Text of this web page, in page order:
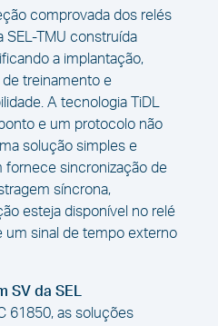
comprovada dos relés
SEL-TMU construída
a implantação,
treinamento e
A tecnologia TiDL
e um protocolo não
solução simples e
fornece sincronização de
síncrona,
esteja disponível no relé
sinal de tempo externo
SV da SEL
61850, as soluções